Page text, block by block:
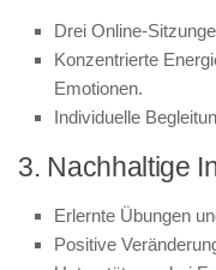
Drei Online-
Konzentrierte
Emotionen.
Individuelle
3. Nachhaltige
Erlernte Übungen
Positive